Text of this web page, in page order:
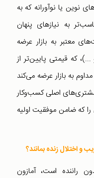
نوین یا نوآورانه که به
به نیازهای پنهان
معتبر به بازار عرضه
که قیمتی پایین‌تر از
به بازار عرضه می‌کند
مشتری‌های اصلی کسب‌وکار
را که ضامن موفقیت اولیه
و اختلال زنده بمانند؟
راننده است، آمازون